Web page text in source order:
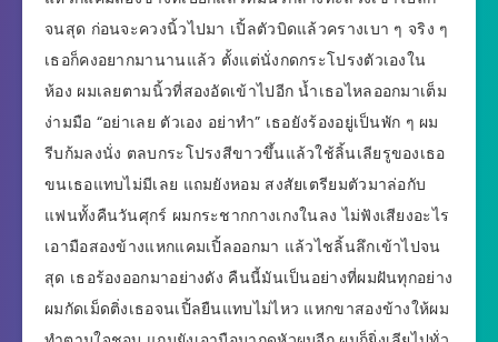
จนสุด ก่อนจะควงนิ้วไปมา เปิ้ลตัวบิดแล้วครางเบา ๆ จริง ๆ
เธอก็คงอยากมานานแล้ว ตั้งแต่นั่งกดกระโปรงตัวเองใน
ห้อง ผมเลยตามนิ้วที่สองอัดเข้าไปอีก น้ำเธอไหลออกมาเต็ม
ง่ามมือ “อย่าเลย ตัวเอง อย่าทำ” เธอยังร้องอยู่เป็นพัก ๆ ผม
รีบก้มลงนั่ง ตลบกระโปรงสีขาวขึ้นแล้วใช้ลิ้นเลียรูของเธอ
ขนเธอแทบไม่มีเลย แถมยังหอม สงสัยเตรียมตัวมาล่อกับ
แฟนทั้งคืนวันศุกร์ ผมกระชากกางเกงในลง ไม่ฟังเสียงอะไร
เอามือสองข้างแหกแคมเปิ้ลออกมา แล้วไชลิ้นลึกเข้าไปจน
สุด เธอร้องออกมาอย่างดัง คืนนี้มันเป็นอย่างที่ผมฝันทุกอย่าง
ผมกัดเม็ดติ่งเธอจนเปิ้ลยืนแทบไม่ไหว แหกขาสองข้างให้ผม